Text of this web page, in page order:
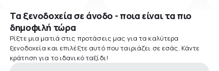
Τα ξενοδοχεία σε άνοδο - ποια είναι τα πιο
δημοφιλή τώρα
Ρίξτε μια ματιά στις προτάσεις μας για τα καλύτερα
ξενοδοχεία και επιλέξτε αυτό που ταιριάζει σε εσάς. Κάντε
κράτηση για το ιδανικό ταξίδι!